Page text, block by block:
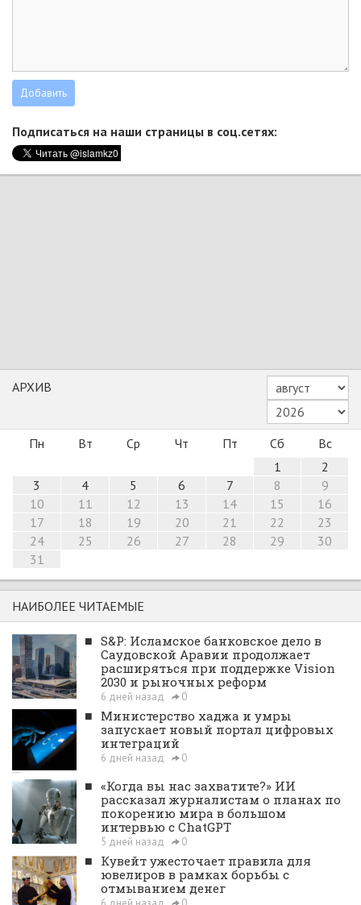
Подписаться на наши страницы в соц.сетях:
АРХИВ
Пн Вт Ср Чт Пт Сб
Вс
1
2
3
4 5 6 7 8
9
10
11 12 13 14 15
16
17
18 19 20 21 22
23
24
25 26 27 28 29
30
31
НАИБОЛЕЕ ЧИТАЕМЫЕ
■ S&P: Исламское банковское дело в
Саудовской Аравии продолжает
расширяться при поддержке Vision
2030 и рыночных реформ
6 дней назад 0
■ Министерство хаджа и умры
запускает новый портал цифровых
интеграций
6 дней назад 0
■ «Когда вы нас захватите?» ИИ
рассказал журналистам о планах по
покорению мира в большом
интервью с ChatGPT
5 дней назад 0
■ Кувейт ужесточает правила для
ювелиров в рамках борьбы с
отмыванием денег